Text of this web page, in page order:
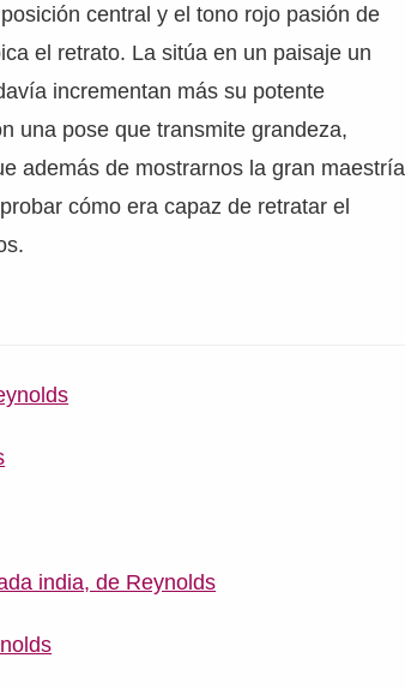
central y el tono rojo pasión de
el retrato. La sitúa en un paisaje un
incrementan más su potente
una pose que transmite grandeza,
además de mostrarnos la gran maestría
cómo era capaz de retratar el
india, de Reynolds